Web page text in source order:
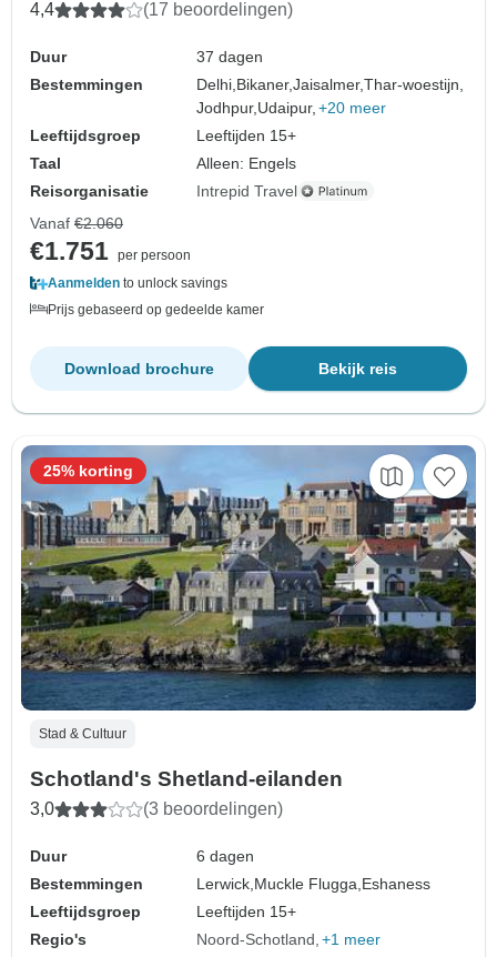
4,4 (17 beoordelingen)
Duur
37 dagen
Bestemmingen
Delhi, Bikaner,Jaisalmer,Thar-woestijn,
Jodhpur, Udaipur, +20 meer
Leeftijdsgroep
Leeftijden 15+
Taal
Alleen: Engels
Reisorganisatie
Intrepid Travel
Vanaf €2.060
€1.751 per persoon
Aanmelden to unlock savings
Prijs gebaseerd op gedeelde kamer
Bekijk reis
Download brochure
Stad & Cultuur
Schotland's Shetland-eilanden
3,0 (3 beoordelingen)
Duur
6 dagen
Bestemmingen
Lerwick, Muckle Flugga, Eshaness
Leeftijdsgroep
Leeftijden 15+
Regio's
Noord-Schotland +1 meer
25% korting